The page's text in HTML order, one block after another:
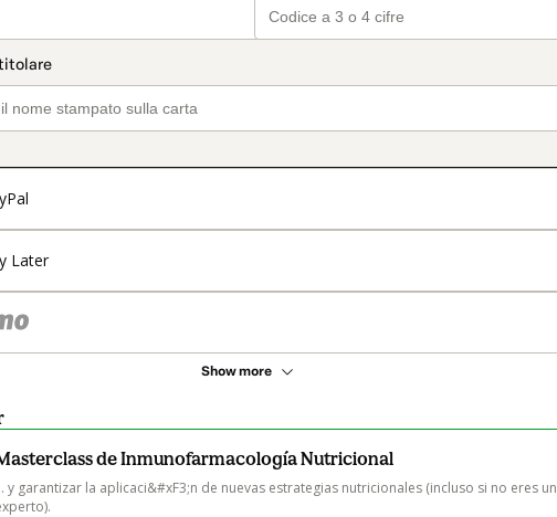
Later
Show more
de Inmunofarmacología Nutricional
y garantizar la aplicaci&#xF3;n de nuevas estrategias nutricionales (incluso si no eres un